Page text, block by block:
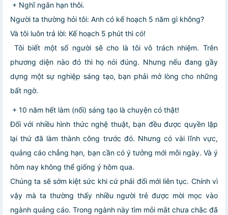
+ Nghĩ ngắn hạn thôi.
Người ta thường hỏi tôi: Anh có kế hoạch 5 năm gì không?
Và tôi luôn trả lời: Kế hoạch 5 phút thì có!
Tôi biết một số người sẽ cho là tôi vô trách nhiệm. Trên
phương diện nào đó thì họ nói đúng. Nhưng nếu đang gầy
dựng một sự nghiệp sáng tạo, bạn phải mở lòng cho những
bất ngờ.
+ 10 năm hết làm (nổi) sáng tạo là chuyện có thật!
Đối với nhiều hình thức nghệ thuật, bạn đều được quyền lặp
lại thứ đã làm thành công trước đó. Nhưng có vài lĩnh vực,
quảng cáo chẳng hạn, bạn cần có ý tưởng mới mỗi ngày. Và ý
hôm nay không thể giống ý hôm qua.
Chúng ta sẽ sớm kiệt sức khi cứ phải đổi mới liên tục. Chính vì
vậy mà ta thường thấy nhiều người trẻ được mời mọc vào
ngành quảng cáo. Trong ngành này tìm mỏi mắt chưa chắc đã